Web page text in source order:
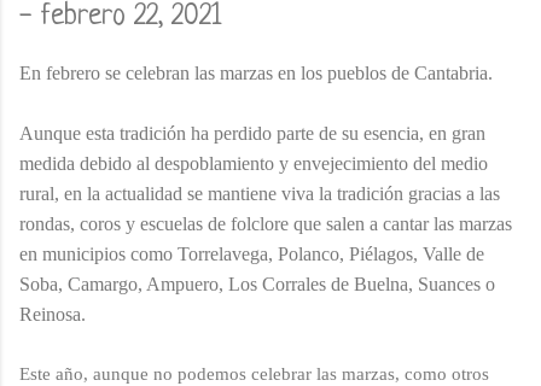
- febrero 22, 2021
En febrero se celebran las marzas en los pueblos de Cantabria.
Aunque esta tradición ha perdido parte de su esencia, en gran
medida debido al despoblamiento y envejecimiento del medio
rural, en la actualidad se mantiene viva la tradición gracias a las
rondas, coros y escuelas de folclore que salen a cantar las marzas
en municipios como Torrelavega, Polanco, Piélagos, Valle de
Soba, Camargo, Ampuero, Los Corrales de Buelna, Suances o
Reinosa.
Este año, aunque no podemos celebrar las marzas, como otros